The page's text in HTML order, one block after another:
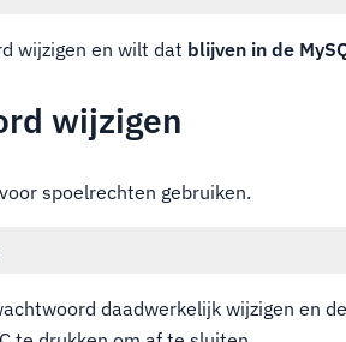
wijzigen en wilt dat blijven in de
wijzigen
spoelrechten gebruiken.
daadwerkelijk wijzigen en